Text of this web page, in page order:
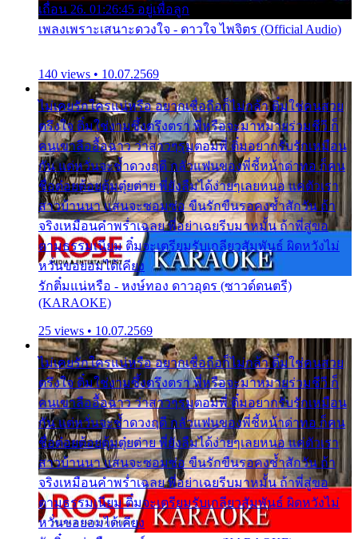
เถื่อน 26. 01:26:45 อยู่เพื่อลูก
เพลงเพราะเสนาะดวงใจ - ดาวใจ ไพจิตร (Official Audio)
140 views • 10.07.2569
ไม่เคยรักใครแน่หรือ อยากเชื่อถือก็ไม่กล้า ติ๋มใช่คนสวย
ตรึงใจ ติ๋มใช่งามซึ้งตรึงตรา พี่หรือจะมาหมายร่วมชีวี ก็
คนเขาลืออื้อฉาว ว่าสาวๆรุมตอมพี่ ติ๋มอยากรับรักเหมือน
กัน แต่หวั่นจะช้ำดวงฤดี กลัวแฟนของพี่ชี้หน้าด่าทอ ก็คน
ชื่อต๋อยต้อยตุ้มตุ๋ยต่าย พี่ยังลืมได้ง่ายๆเลยหนอ แค่ตัวเรา
สาวบ้านนา แสนจะซอมซ่อ ขืนรักขืนรอคงช้ำสักวัน ถ้า
จริงเหมือนคำพร่ำเฉลย พี่อย่าเฉยรีบมาหมั้น ถ้าพี่สู่ขอ
ตามธรรมเนียม ติ๋มจะเตรียมรับเกลียวสัมพันธ์ ผิดหวังไม่
หวั่นขอยอมได้เคียง
รักติ๋มแน่หรือ - หงษ์ทอง ดาวอุดร (ซาวด์ดนตรี)
(KARAOKE)
25 views • 10.07.2569
ไม่เคยรักใครแน่หรือ อยากเชื่อถือก็ไม่กล้า ติ๋มใช่คนสวย
ตรึงใจ ติ๋มใช่งามซึ้งตรึงตรา พี่หรือจะมาหมายร่วมชีวี ก็
คนเขาลืออื้อฉาว ว่าสาวๆรุมตอมพี่ ติ๋มอยากรับรักเหมือน
กัน แต่หวั่นจะช้ำดวงฤดี กลัวแฟนของพี่ชี้หน้าด่าทอ ก็คน
ชื่อต๋อยต้อยตุ้มตุ๋ยต่าย พี่ยังลืมได้ง่ายๆเลยหนอ แค่ตัวเรา
สาวบ้านนา แสนจะซอมซ่อ ขืนรักขืนรอคงช้ำสักวัน ถ้า
จริงเหมือนคำพร่ำเฉลย พี่อย่าเฉยรีบมาหมั้น ถ้าพี่สู่ขอ
ตามธรรมเนียม ติ๋มจะเตรียมรับเกลียวสัมพันธ์ ผิดหวังไม่
หวั่นขอยอมได้เคียง